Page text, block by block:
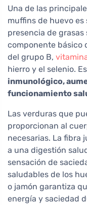
Una de las
muffins de huevo
presencia de grasas
componente básico
del grupo B,
hierro y el selenio.
inmunológico,
funcionamiento
Las verduras que
proporcionan al
necesarias. La fibra
a una digestión
sensación de
saludables de los
o jamón garantiza
energía y saciedad